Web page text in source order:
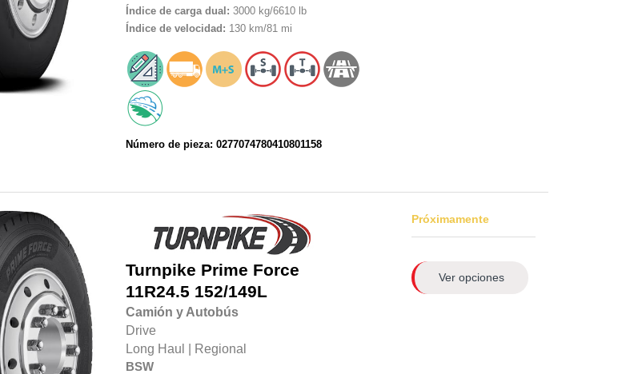
Índice de carga dual: 3000 kg/6610 lb
Índice de velocidad: 130 km/81 mi
Número de pieza: 0277074780410801158
Turnpike Prime Force
11R24.5 152/149L
Camión y Autobús
Drive
Long Haul
Regional
BSW
Próximamente
Ver opciones